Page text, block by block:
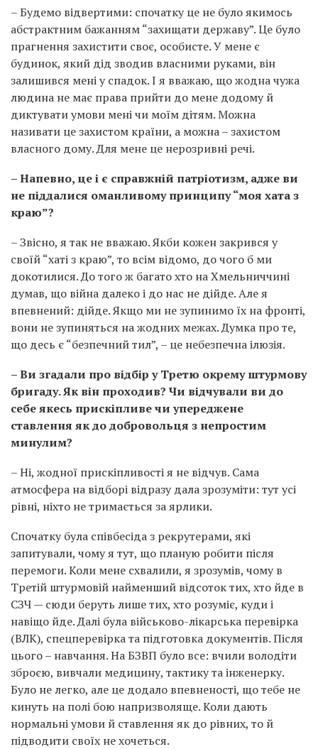
– Будемо відвертими: спочатку це не було якимось
абстрактним бажанням “захищати державу”. Це було
прагнення захистити своє, особисте. У мене є
будинок, який дід зводив власними руками, він
залишився мені у спадок. І я вважаю, що жодна чужа
людина не має права прийти до мене додому й
диктувати умови мені чи моїм дітям. Можна
називати це захистом країни, а можна – захистом
власного дому. Для мене це нерозривні речі.
– Напевно, це і є справжній патріотизм, адже ви
не піддалися оманливому принципу “моя хата з
краю”?
– Звісно, я так не вважаю. Якби кожен закрився у
своїй “хаті з краю”, то всім відомо, до чого б ми
докотилися. До того ж багато хто на Хмельниччині
думав, що війна далеко і до нас не дійде. Але я
впевнений: дійде. Якщо ми не зупинимо їх на фронті,
вони не зупиняться на жодних межах. Думка про те,
що десь є “безпечний тил”, – це небезпечна ілюзія.
– Ви згадали про відбір у Третю окрему штурмову
бригаду. Як він проходив? Чи відчували ви до
себе якесь прискіпливе чи упереджене
ставлення як до добровольця з непростим
минулим?
– Ні, жодної прискіпливості я не відчув. Сама
атмосфера на відборі відразу дала зрозуміти: тут усі
рівні, ніхто не тримається за ярлики.
Спочатку була співбесіда з рекрутерами, які
запитували, чому я тут, що планую робити після
перемоги. Коли мене схвалили, я зрозумів, чому в
Третій штурмовій найменший відсоток тих, хто йде в
СЗЧ — сюди беруть лише тих, хто розуміє, куди і
навіщо йде. Далі була військово-лікарська перевірка
(ВЛК), спецперевірка та підготовка документів. Після
цього – навчання. На БЗВП було все: вчили володіти
зброєю, вивчали медицину, тактику та інженерку.
Було не легко, але це додало впевненості, що тебе не
кинуть на полі бою напризволяще. Коли дають
нормальні умови й ставлення як до рівних, то й
підводити своїх не хочеться.